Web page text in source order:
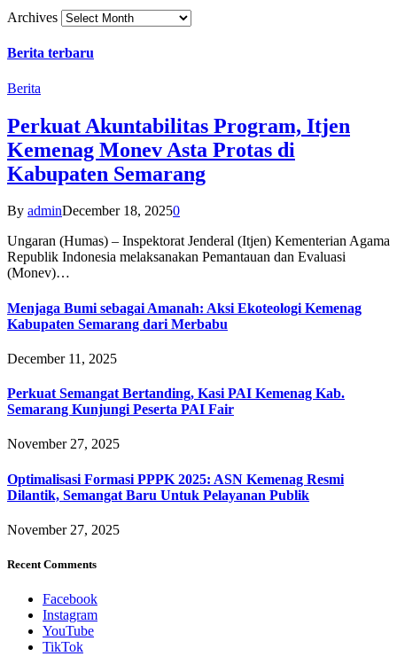
Archives
Berita terbaru
Berita
Perkuat Akuntabilitas Program, Itjen
Kemenag Monev Asta Protas di
Kabupaten Semarang
By adminDecember 18, 20250
Ungaran (Humas) – Inspektorat Jenderal (Itjen) Kementerian Agama
Republik Indonesia melaksanakan Pemantauan dan Evaluasi
(Monev)…
Menjaga Bumi sebagai Amanah: Aksi Ekoteologi Kemenag
Kabupaten Semarang dari Merbabu
December 11, 2025
Perkuat Semangat Bertanding, Kasi PAI Kemenag Kab.
Semarang Kunjungi Peserta PAI Fair
November 27, 2025
Optimalisasi Formasi PPPK 2025: ASN Kemenag Resmi
Dilantik, Semangat Baru Untuk Pelayanan Publik
November 27, 2025
Recent Comments
Facebook
Instagram
YouTube
TikTok